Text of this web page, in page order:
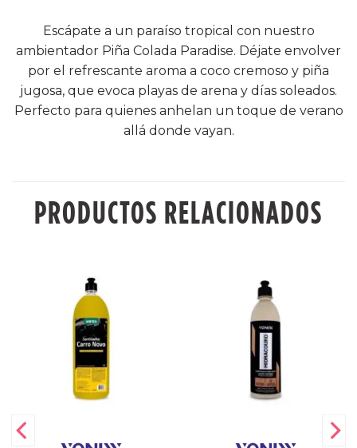
Escápate a un paraíso tropical con nuestro
ambientador Piña Colada Paradise. Déjate envolver
por el refrescante aroma a coco cremoso y piña
jugosa, que evoca playas de arena y días soleados.
Perfecto para quienes anhelan un toque de verano
allá donde vayan.
PRODUCTOS RELACIONADOS